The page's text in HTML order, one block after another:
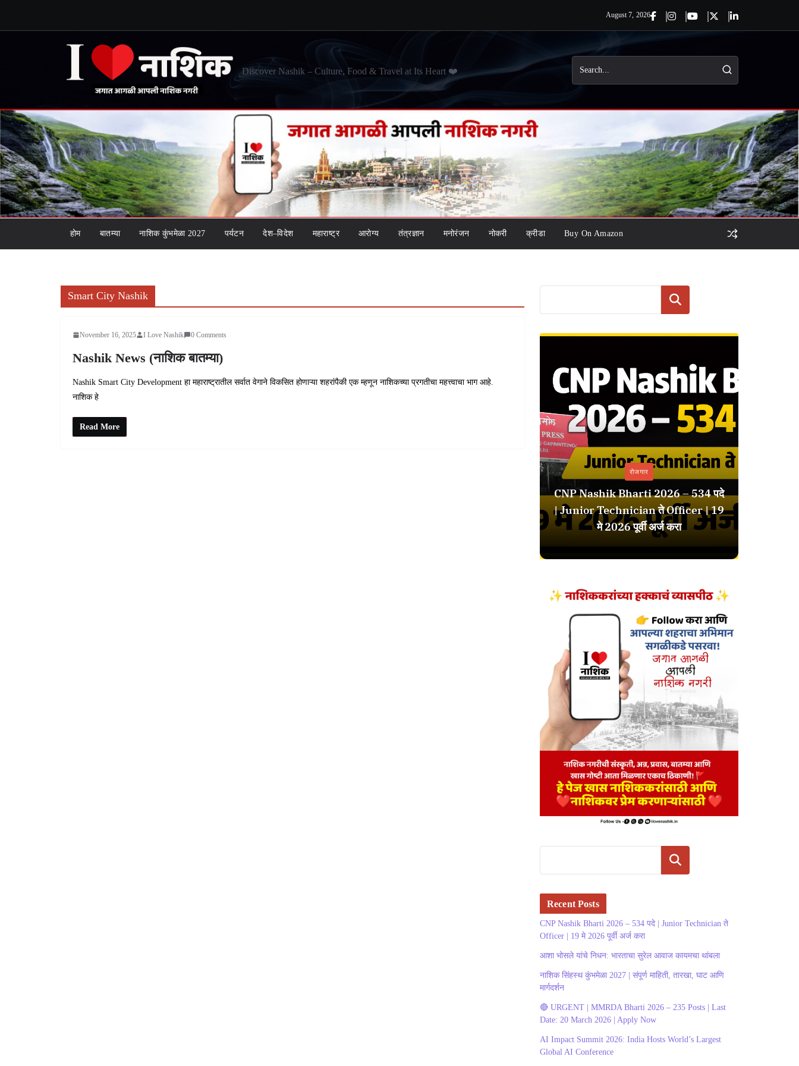
August 7, 2026
Discover Nashik – Culture, Food & Travel at Its Heart ❤️
होम बातम्या नाशिक कुंभमेळा 2027 पर्यटन देश–विदेश महाराष्ट्र आरोग्य तंत्रज्ञान मनोरंजन नोकरी क्रीडा Buy On Amazon
Smart City Nashik
November 16, 2025 I Love Nashik 0 Comments
Nashik News (नाशिक बातम्या)
Nashik Smart City Development हा महाराष्ट्रातील सर्वात वेगाने विकसित होणाऱ्या शहरांपैकी एक म्हणून नाशिकच्या प्रगतीचा महत्त्वाचा भाग आहे.
नाशिक हे
Read More
Search
रोजगार
CNP Nashik Bharti 2026 – 534 पदे
| Junior Technician ते Officer | 19
मे 2026 पूर्वी अर्ज करा
Search
Recent Posts
CNP Nashik Bharti 2026 – 534 पदे | Junior Technician ते
Officer | 19 मे 2026 पूर्वी अर्ज करा
आशा भोसले यांचे निधन: भारताचा सुरेल आवाज कायमचा थांबला
नाशिक सिंहस्थ कुंभमेळा 2027 | संपूर्ण माहिती, तारखा, घाट आणि
मार्गदर्शन
🔴 URGENT | MMRDA Bharti 2026 – 235 Posts | Last
Date: 20 March 2026 | Apply Now
AI Impact Summit 2026: India Hosts World’s Largest
Global AI Conference